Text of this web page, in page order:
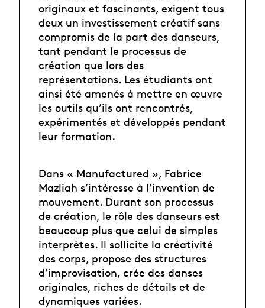
originaux et fascinants, exigent tous
deux un investissement créatif sans
compromis de la part des danseurs,
tant pendant le processus de
création que lors des
représentations. Les étudiants ont
ainsi été amenés à mettre en œuvre
les outils qu’ils ont rencontrés,
expérimentés et développés pendant
leur formation.
Dans « Manufactured », Fabrice
Mazliah s’intéresse à l’invention de
mouvement. Durant son processus
de création, le rôle des danseurs est
beaucoup plus que celui de simples
interprètes. Il sollicite la créativité
des corps, propose des structures
d’improvisation, crée des danses
originales, riches de détails et de
dynamiques variées.